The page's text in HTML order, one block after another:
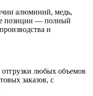
алюминий, медь,
позиции — полный
и
любых объемов
заказов, с